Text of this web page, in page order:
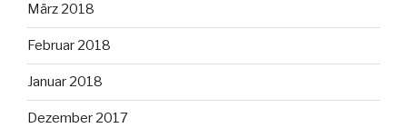
März 2018
Februar 2018
Januar 2018
Dezember 2017